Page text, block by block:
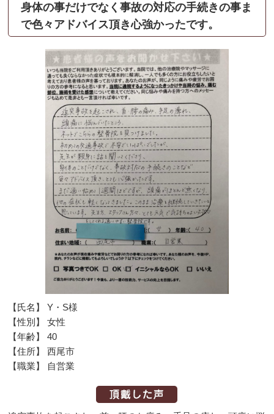
身体の事だけでなく事故の対応の手続きの事ま
で色々アドバイス頂き心強かったです。
【氏名】 Y・S様
【性別】 女性
【年齢】 40
【住所】 西尾市
【職業】 自営業